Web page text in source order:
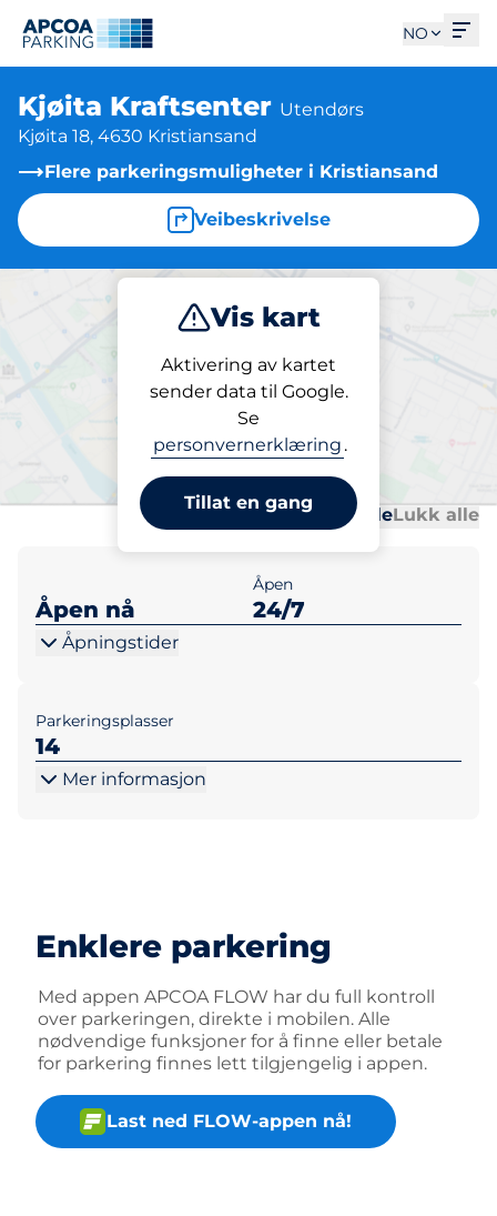
NO
Kjøita Kraftsenter Utendørs
Kjøita 18, 4630 Kristiansand
Flere parkeringsmuligheter i Kristiansand
Veibeskrivelse
Vis kart
Aktivering av kartet
sender data til Google.
Se
personvernerklæring .
Tillat en gang
Parkering
Parkering
Kjøita Kraftsenter
Åpne alleLukk alle
Åpen nå
Åpen
24/7
Åpningstider
Parkeringsplasser
14
Mer informasjon
Enklere parkering
Med appen APCOA FLOW har du full kontroll
over parkeringen, direkte i mobilen. Alle
nødvendige funksjoner for å finne eller betale
for parkering finnes lett tilgjengelig i appen.
Last ned FLOW-appen nå!